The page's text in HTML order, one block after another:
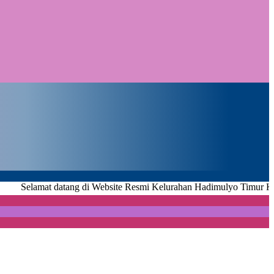
datang di Website Resmi Kelurahan Hadimulyo Timur